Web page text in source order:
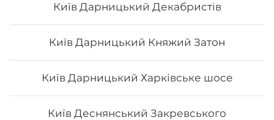
Київ Дарницький Декабристів
Київ Дарницький Княжий Затон
Київ Дарницький Харківське шосе
Київ Деснянський Закревського